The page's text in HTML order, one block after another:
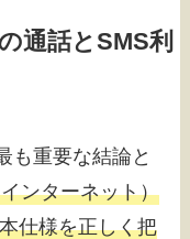
通話とSMS利
も重要な結論と
ンターネット）
仕様を正しく把